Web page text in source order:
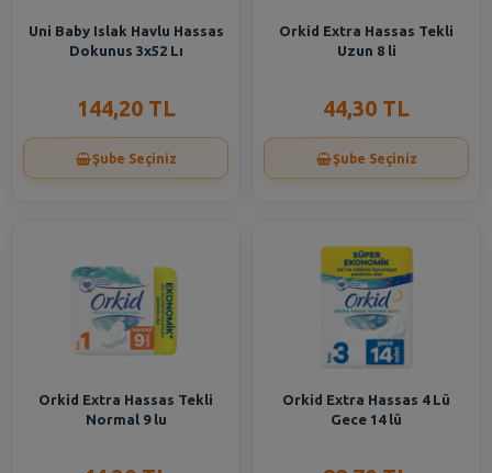
Uni Baby Islak Havlu Hassas
Dokunus 3x52 Lı
144,20 TL
Şube Seçiniz
Orkid Extra Hassas Tekli
Uzun 8 li
44,30 TL
Şube Seçiniz
Orkid Extra Hassas Tekli
Normal 9 lu
Orkid Extra Hassas 4 Lü
Gece 14 lü